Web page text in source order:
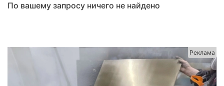
По вашему запросу ничего не найдено
Реклама